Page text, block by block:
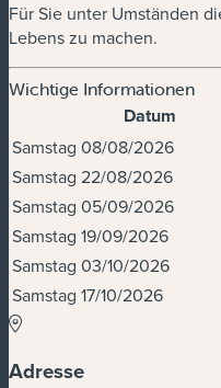
Für Sie unter Umständen
Lebens zu machen.
Wichtige Informationen
Termine und Uhrzeiten
Datum
Samstag 08/08/2026
Samstag 22/08/2026
Samstag 05/09/2026
Samstag 19/09/2026
Samstag 03/10/2026
Samstag 17/10/2026
Adresse